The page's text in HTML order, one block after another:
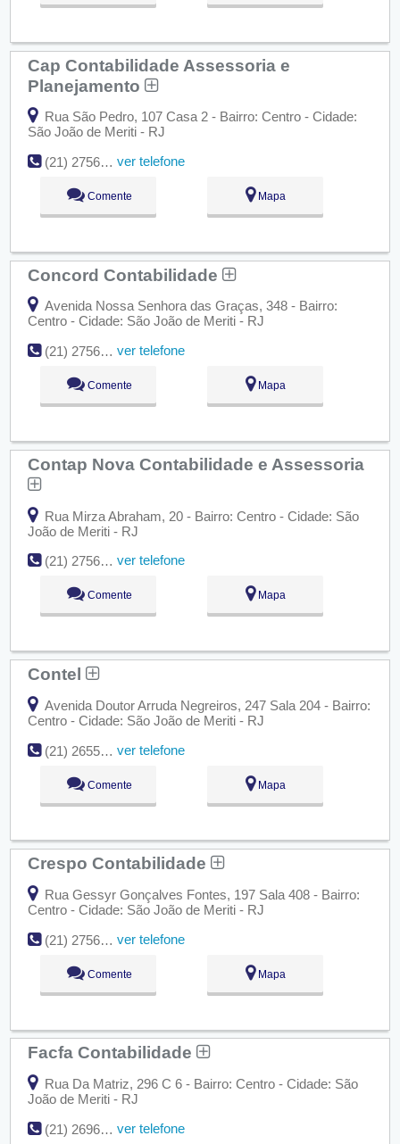
Cap Contabilidade Assessoria e
Planejamento
Rua São Pedro, 107 Casa 2 - Bairro: Centro - Cidade:
São João de Meriti - RJ
(21) 2756-2206
ver telefone
Comente Mapa
Concord Contabilidade
Avenida Nossa Senhora das Graças, 348 - Bairro:
Centro - Cidade: São João de Meriti - RJ
(21) 2756-1168
ver telefone
Comente Mapa
Contap Nova Contabilidade e Assessoria
Rua Mirza Abraham, 20 - Bairro: Centro - Cidade: São
João de Meriti - RJ
(21) 2756-2556
ver telefone
Comente Mapa
Contel
Avenida Doutor Arruda Negreiros, 247 Sala 204 - Bairro:
Centro - Cidade: São João de Meriti - RJ
(21) 2655-1803
ver telefone
Comente Mapa
Crespo Contabilidade
Rua Gessyr Gonçalves Fontes, 197 Sala 408 - Bairro:
Centro - Cidade: São João de Meriti - RJ
(21) 2756-9498
ver telefone
Comente Mapa
Facfa Contabilidade
Rua Da Matriz, 296 C 6 - Bairro: Centro - Cidade: São
João de Meriti - RJ
(21) 2696-6216
ver telefone